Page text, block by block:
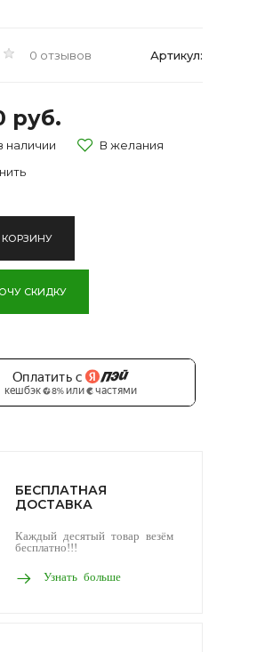
0 отзывов Артикул:
руб.
наличии
КОРЗИНУ
СКИДКУ
БЕСПЛАТНАЯ
ДОСТАВКА
Каждый десятый товар везём
бесплатно!!!
Узнать больше